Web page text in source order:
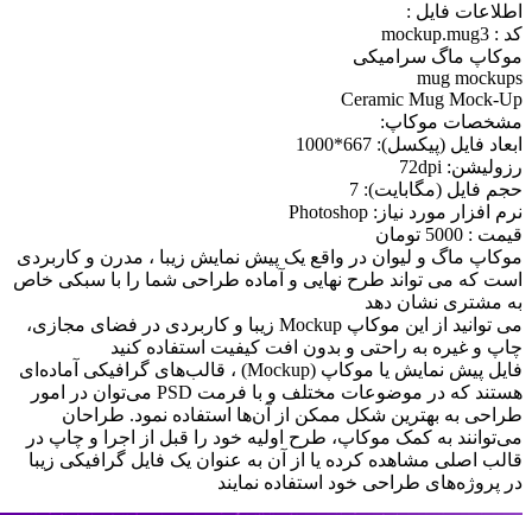
اطلاعات فايل :
کد : mockup.mug3
موکاپ ماگ سرامیکی
mug mockups
Ceramic Mug Mock-Up
مشخصات موکاپ:
ابعاد فايل (پيکسل): 667*1000
رزوليشن: 72dpi
حجم فايل (مگابايت): 7
نرم افزار مورد نياز: Photoshop
قیمت : 5000 تومان
موکاپ ماگ و لیوان در واقع يک پيش نمايش زيبا ، مدرن و کاربردی
است که می تواند طرح نهايی و آماده طراحی شما را با سبکی خاص
به مشتری نشان دهد
می توانيد از اين موکاپ Mockup زيبا و کاربردی در فضای مجازی،
چاپ و غيره به راحتی و بدون افت کيفيت استفاده کنيد
فایل پیش نمایش یا موکاپ (Mockup) ، قالب‌های گرافیکی آماده‌ای
هستند که در موضوعات مختلف و با فرمت PSD می‌توان در امور
طراحی به بهترین شکل ممکن از آن‌ها استفاده نمود. طراحان
می‌توانند به کمک موکاپ، طرح اولیه خود را قبل از اجرا و چاپ در
قالب اصلی مشاهده کرده یا از آن به عنوان یک فایل گرافیکی زیبا
در پروژه‌های طراحی خود استفاده نمایند